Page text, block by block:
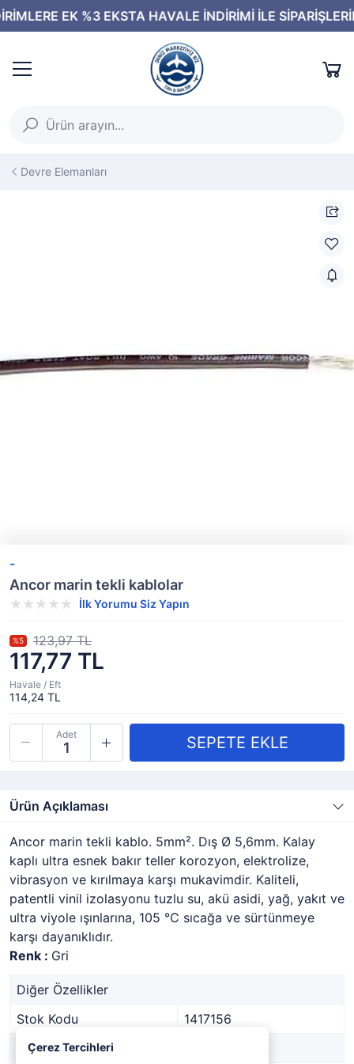
Devre Elemanları
-
Ancor marin tekli kablolar
İlk Yorumu Siz Yapın
117,77 TL
%5 123,97 TL
Havale / Eft
114,24 TL
Adet
Ürün Açıklaması
Ancor marin tekli kablo. 5mm². Dış Ø 5,6mm. Kalay
kaplı ultra esnek bakır teller korozyon, elektrolize,
vibrasyon ve kırılmaya karşı mukavimdir. Kaliteli,
patentli vinil izolasyonu tuzlu su, akü asidi, yağ, yakıt ve
ultra viyole ışınlarına, 105 °C sıcağa ve sürtünmeye
karşı dayanıklıdır.
Renk : Gri
Diğer Özellikler
Stok Kodu
1417156
Marka
Çerez Tercihleri